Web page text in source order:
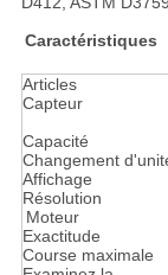
Caractéristiques
Articles
Capteur
Capacité
Changement
Affichage
Résolution
Moteur
Exactitude
Course maximale